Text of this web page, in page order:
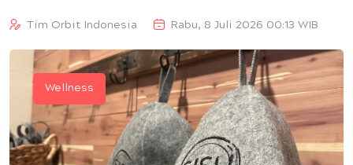
Tim Orbit Indonesia Rabu, 8 Juli 2026 00:13 WIB
Wellness